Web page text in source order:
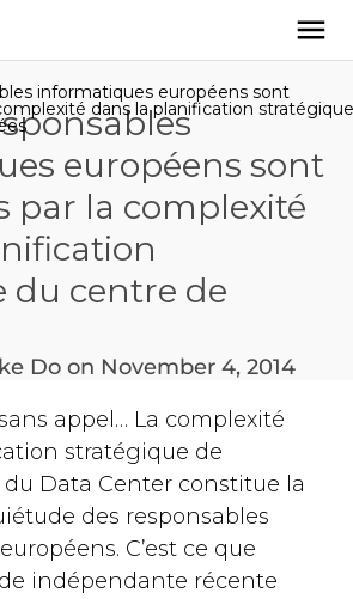
informatiques européens sont
dans la planification stratégique
européens sont
par la complexité
du centre de
Do on November 4, 2014
appel… La complexité
stratégique de
du Data Center constitue la
des responsables
C’est ce que
indépendante récente